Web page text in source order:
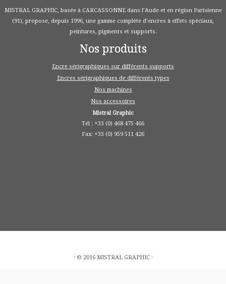
MISTRAL GRAPHIC, basée à CARCASSONNE dans l’Aude et en région Parisienne
(91), propose, depuis 1996, une gamme complète d’encres à effets spéciaux,
peintures, pigments et supports.
Nos produits
Encre sérigraphiques sur différents supports
Encres sérigraphiques de différents types
Nos machines
Nos accessoires
Mistral Graphic
Tél : +33 (0) 468 475 466
Fax: +33 (0) 959 511 426
· © 2016 MISTRAL GRAPHIC ·